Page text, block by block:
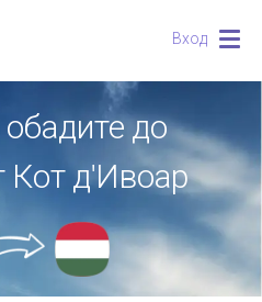
Вход
до
Кот д'Ивоар